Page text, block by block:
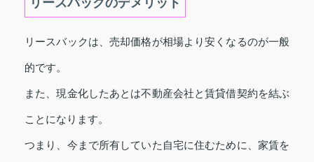
リースバックのデメリット
リースバックは、売却価格が相場より安くなるのが一般
的です。
また、現金化したあとは不動産会社と賃貸借契約を結ぶ
ことになります。
つまり、今まで所有していた自宅に住むために、家賃を